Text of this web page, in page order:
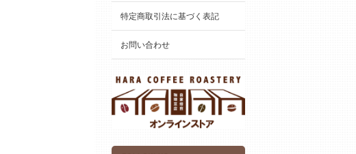
特定商取引法に基づく表記
お問い合わせ